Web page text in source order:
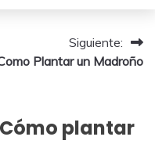
Siguiente:
Plantar un Madroño
Cómo plantar